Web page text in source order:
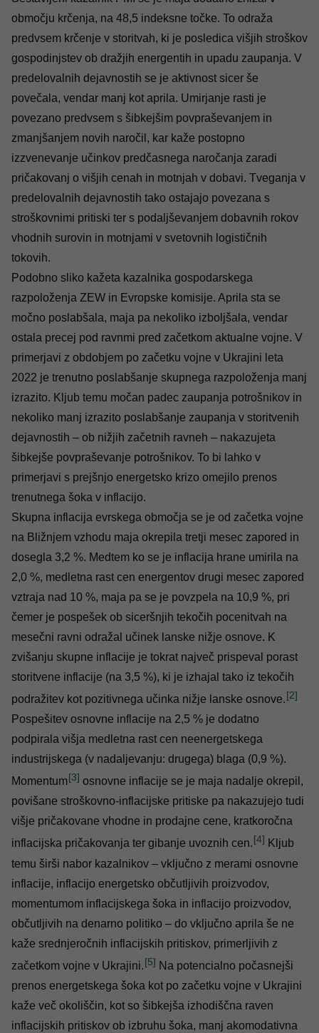
območju krčenja, na 48,5 indeksne točke. To odraža
predvsem krčenje v storitvah, ki je posledica višjih stroškov
gospodinjstev ob dražjih energentih in upadu zaupanja. V
predelovalnih dejavnostih se je aktivnost sicer še
povečala, vendar manj kot aprila. Umirjanje rasti je
povezano predvsem s šibkejšim povpraševanjem in
zmanjšanjem novih naročil, kar kaže postopno
izzvenevanje učinkov predčasnega naročanja zaradi
pričakovanj o višjih cenah in motnjah v dobavi. Tveganja v
predelovalnih dejavnostih tako ostajajo povezana s
stroškovnimi pritiski ter s podaljševanjem dobavnih rokov
vhodnih surovin in motnjami v svetovnih logističnih
tokovih.
Podobno sliko kažeta kazalnika gospodarskega
razpoloženja ZEW in Evropske komisije. Aprila sta se
močno poslabšala, maja pa nekoliko izboljšala, vendar
ostala precej pod ravnmi pred začetkom aktualne vojne. V
primerjavi z obdobjem po začetku vojne v Ukrajini leta
2022 je trenutno poslabšanje skupnega razpoloženja manj
izrazito. Kljub temu močan padec zaupanja potrošnikov in
nekoliko manj izrazito poslabšanje zaupanja v storitvenih
dejavnostih – ob nižjih začetnih ravneh – nakazujeta
šibkejše povpraševanje potrošnikov. To bi lahko v
primerjavi s prejšnjo energetsko krizo omejilo prenos
trenutnega šoka v inflacijo.
Skupna inflacija evrskega območja se je od začetka vojne
na Bližnjem vzhodu maja okrepila tretji mesec zapored in
dosegla 3,2 %. Medtem ko se je inflacija hrane umirila na
2,0 %, medletna rast cen energentov drugi mesec zapored
vztraja nad 10 %, maja pa se je povzpela na 10,9 %, pri
čemer je pospešek ob siceršnjih tekočih pocenitvah na
mesečni ravni odražal učinek lanske nižje osnove. K
zvišanju skupne inflacije je tokrat največ prispeval porast
storitvene inflacije (na 3,5 %), ki je izhajal tako iz tekočih
podražitev kot pozitivnega učinka nižje lanske osnove. [2]
Pospešitev osnovne inflacije na 2,5 % je dodatno
podpirala višja medletna rast cen neenergetskega
industrijskega (v nadaljevanju: drugega) blaga (0,9 %).
Momentum [3] osnovne inflacije se je maja nadalje okrepil,
povišane stroškovno-inflacijske pritiske pa nakazujejo tudi
višje pričakovane vhodne in prodajne cene, kratkoročna
inflacijska pričakovanja ter gibanje uvoznih cen. [4] Kljub
temu širši nabor kazalnikov – vključno z merami osnovne
inflacije, inflacijo energetsko občutljivih proizvodov,
momentumom inflacijskega šoka in inflacijo proizvodov,
občutljivih na denarno politiko – do vključno aprila še ne
kaže srednjeročnih inflacijskih pritiskov, primerljivih z
začetkom vojne v Ukrajini. [5] Na potencialno počasnejši
prenos energetskega šoka kot po začetku vojne v Ukrajini
kaže več okoliščin, kot so šibkejša izhodiščna raven
inflacijskih pritiskov ob izbruhu šoka, manj akomodativna